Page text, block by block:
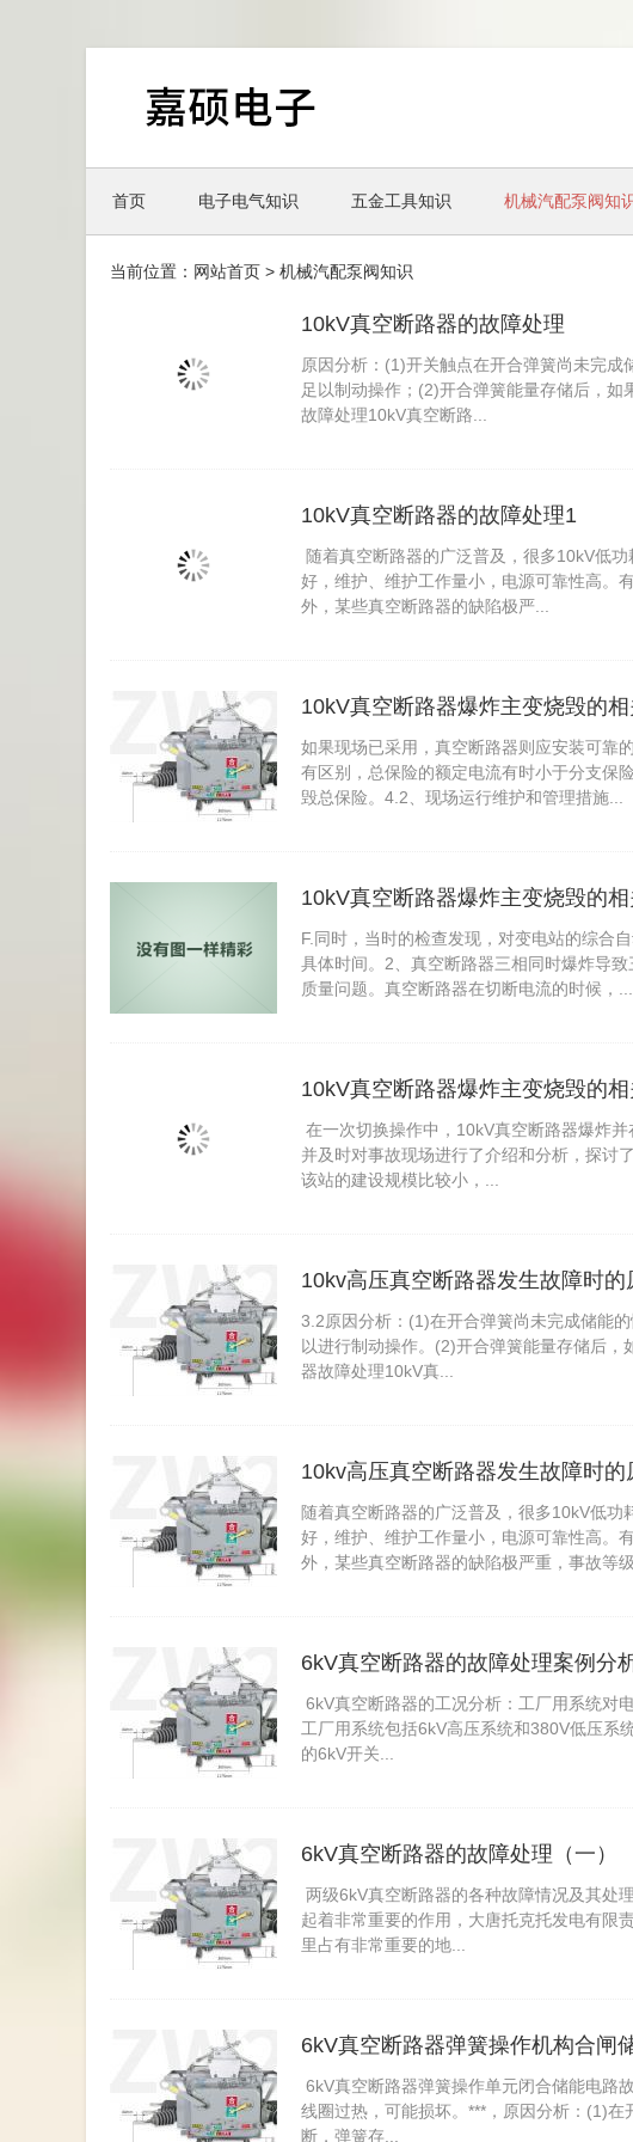
首页 电子电气知识 五金工具知识 机械汽配泵阀知
当前位置： 网站首页 > 机械汽配泵阀知识
10kV真空断路器的故障处理
原因分析：(1)开关触点在开合弹簧尚未完
足以制动操作；(2)开合弹簧能量存储后，
故障处理10kV真空断路...
10kV真空断路器的故障处理1
随着真空断路器的广泛普及，很多10kV低
好，维护、维护工作量小，电源可靠性高。
外，某些真空断路器的缺陷极严...
10kV真空断路器爆炸主变烧毁的
如果现场已采用，真空断路器则应安装可靠
有区别，总保险的额定电流有时小于分支保
毁总保险。4.2、现场运行维护和管理措施...
10kV真空断路器爆炸主变烧毁的
F.同时，当时的检查发现，对变电站的综合
具体时间。2、真空断路器三相同时爆炸导
质量问题。真空断路器在切断电流的时候，...
10kV真空断路器爆炸主变烧毁的
在一次切换操作中，10kV真空断路器爆炸
并及时对事故现场进行了介绍和分析，探讨
该站的建设规模比较小，...
10kv高压真空断路器发生故障时
3.2原因分析：(1)在开合弹簧尚未完成储能
以进行制动操作。(2)开合弹簧能量存储后
器故障处理10kV真...
10kv高压真空断路器发生故障时
随着真空断路器的广泛普及，很多10kV低
好，维护、维护工作量小，电源可靠性高。
外，某些真空断路器的缺陷极严重，事故等级
6kV真空断路器的故障处理案例分
6kV真空断路器的工况分析：工厂用系统对
工厂用系统包括6kV高压系统和380V低压系
的6kV开关...
6kV真空断路器的故障处理（一）
两级6kV真空断路器的各种故障情况及其处
起着非常重要的作用，大唐托克托发电有限
里占有非常重要的地...
6kV真空断路器弹簧操作机构合闸
6kV真空断路器弹簧操作单元闭合储能电路
线圈过热，可能损坏。***，原因分析：(1)
断，弹簧存...